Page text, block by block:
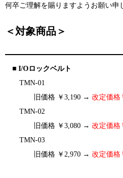
何卒ご理解を賜りますようお願い申
＜対象商品＞
■ I/Oロックベルト
TMN-01
旧価格 ￥3,190 → 改定価格
TMN-02
旧価格 ￥3,080 → 改定価格
TMN-03
旧価格 ￥2,970 → 改定価格